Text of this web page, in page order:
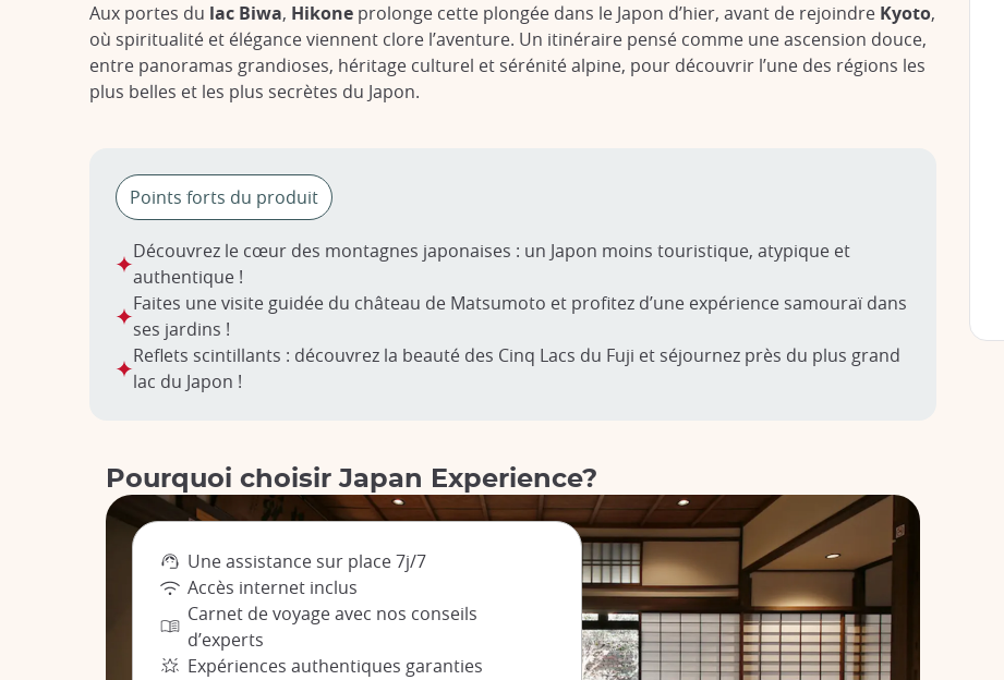
Aux portes du lac Biwa, Hikone prolonge cette plongée dans le Japon d’hier, avant de rejoindre Kyoto,
où spiritualité et élégance viennent clore l’aventure. Un itinéraire pensé comme une ascension douce,
entre panoramas grandioses, héritage culturel et sérénité alpine, pour découvrir l’une des régions les
plus belles et les plus secrètes du Japon.
Points forts du produit
Découvrez le cœur des montagnes japonaises : un Japon moins touristique, atypique et
authentique !
Faites une visite guidée du château de Matsumoto et profitez d’une expérience samouraï dans
ses jardins !
Reflets scintillants : découvrez la beauté des Cinq Lacs du Fuji et séjournez près du plus grand
lac du Japon !
Pourquoi choisir Japan Experience?
Une assistance sur place 7j/7
Accès internet inclus
Carnet de voyage avec nos conseils
d’experts
Expériences authentiques garanties